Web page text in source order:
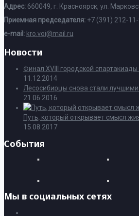
Адрес: 660049, г. Красноярск, ул.
Приемная председателя: +7 (391) 212-
e-mail: kro.voi@mail.ru
Новости
Финал XVIII городской
11.12.2014
Лесосибирцы снова стали
21.06.2016
Путь, который открывает смысл
15.08.2017
События
Мы в социальных сетях